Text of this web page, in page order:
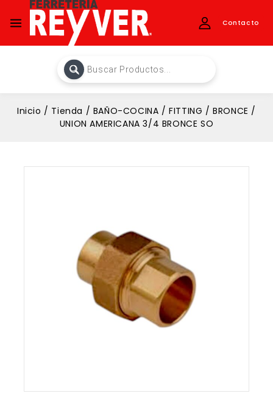
Contacto
Inicio / Tienda / BAÑO-COCINA / FITTING / BRONCE /
UNION AMERICANA 3/4 BRONCE SO